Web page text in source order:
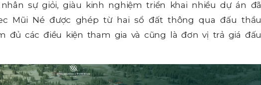
sự giỏi, giàu kinh nghiệm triển khai nhiều dự án đã
Mũi Né được ghép từ hai sổ đất thông qua đấu thầu
đủ các điều kiện tham gia và cũng là đơn vị trả giá đấu